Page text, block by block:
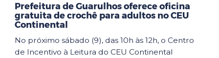
Prefeitura de Guarulhos oferece oficina
gratuita de crochê para adultos no CEU
Continental
No próximo sábado (9), das 10h às 12h, o Centro
de Incentivo à Leitura do CEU Continental